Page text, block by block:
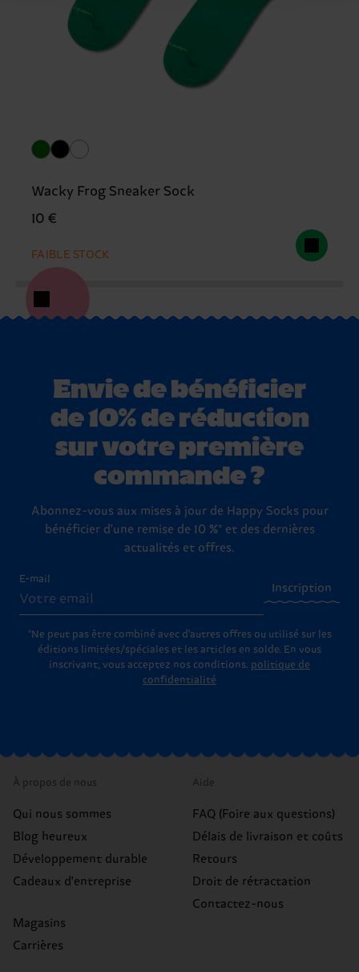
Wacky Frog Sneaker Sock
10 €
FAIBLE STOCK
Envie de bénéficier
de 10% de réduction
sur votre première
commande ?
Abonnez-vous aux mises à jour de Happy Socks pour
bénéficier d'une remise de 10 %* et des dernières
actualités et offres.
E-mail
Inscription
*Ne peut pas être combiné avec d'autres offres ou utilisé sur les
éditions limitées/spéciales et les articles en solde. En vous
inscrivant, vous acceptez nos conditions. politique de
confidentialité
À propos de nous
Qui nous sommes
Blog heureux
Développement durable
Cadeaux d'entreprise
Magasins
Carrières
Aide
FAQ (Foire aux questions)
Délais de livraison et coûts
Retours
Droit de rétractation
Contactez-nous